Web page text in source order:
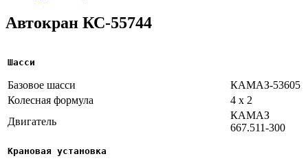
Автокран КС-55744
Шасси
Базовое шасси
КАМАЗ-53605
Колесная формула
4 х 2
Двигатель
КАМАЗ
667.511-300
Крановая установка